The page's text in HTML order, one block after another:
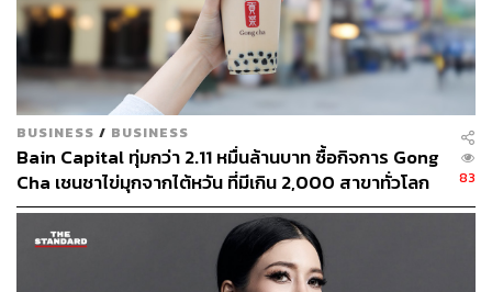
BUSINESS / BUSINESS
Bain Capital ทุ่มกว่า 2.11 หมื่นล้านบาท ซื้อกิจการ Gong
Cha เชนชาไข่มุกจากไต้หวัน ที่มีเกิน 2,000 สาขาทั่วโลก
83